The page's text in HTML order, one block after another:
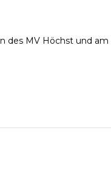
MV Höchst und